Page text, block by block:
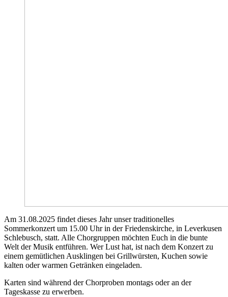
Am 31.08.2025 findet dieses Jahr unser traditionelles
Sommerkonzert um 15.00 Uhr in der Friedenskirche, in Leverkusen
Schlebusch, statt. Alle Chorgruppen möchten Euch in die bunte
Welt der Musik entführen. Wer Lust hat, ist nach dem Konzert zu
einem gemütlichen Ausklingen bei Grillwürsten, Kuchen sowie
kalten oder warmen Getränken eingeladen.
Karten sind während der Chorproben montags oder an der
Tageskasse zu erwerben.